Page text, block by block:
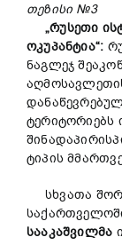
თეზისი №3
„რუსეთი
ოკუპანტია“:
ნაგლეჯ
ტიპის
სხვათა
სააკაშვილმა